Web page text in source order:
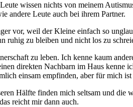
wissen nichts von meinem
andere Leute auch bei ihrem Partner.
vor, weil der Kleine einfach so
ruhig zu bleiben und nicht los zu
zu leben. Ich kenne kaum
direkten Nachbarn im Haus kenne
einsam empfinden, aber für mich
Hälfte finden mich seltsam und die
reicht mir dann auch.